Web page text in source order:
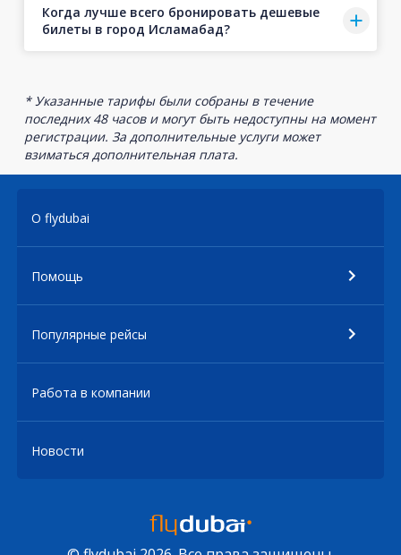
Когда лучше всего бронировать дешевые
билеты в город Исламабад?
* Указанные тарифы были собраны в течение
последних 48 часов и могут быть недоступны на момент
регистрации. За дополнительные услуги может
взиматься дополнительная плата.
О flydubai
Помощь
Популярные рейсы
Работа в компании
Новости